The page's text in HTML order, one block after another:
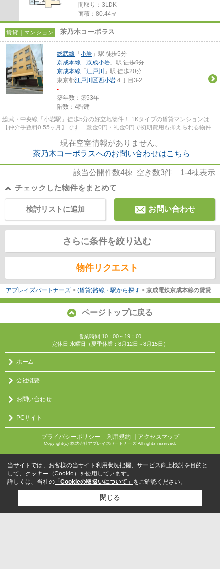
間取り：3LDK
面積：80.44㎡
賃貸｜マンション 茶乃木コーポラス
総武線 「 小岩 」駅 徒歩5分
京成本線 「 京成小岩 」駅 徒歩9分
京成本線 「 江戸川
」駅 徒歩20分
東京都江戸川区西小岩 ４丁目3-2
-
築年数：築53年
階数：4階建
総武・中央線「小岩駅」徒歩5分の好立地物件！ 1Kタイプの賃貸マンションは
【仲介手数料0.55ヶ月】です！ 敷金0円・礼金0円で初期費用も抑えられる物件で
現在空室情報がありません。
茶乃木コーポラスへのお問い合わせはこちら
該当公開件数4棟 空き数3件 1-4棟表示
チェックした物件をまとめて
お問い合わせ
検討リストに追加
さらに条件を絞り込む
物件リクエスト
アブレイズパートナーズ > (賃貸)路線・駅から探す > 京成電鉄京成本線の賃貸
ページトップに戻る
営業時間:10：00～19：00
定休日:水曜日（夏季休業：8月12日～8月15日）
ホーム
会社概要
お問い合わせ
PCサイト
プライバシーポリシー ｜ 利用規約 ｜アクセスマップ
Copyright(c) 株式会社アブレイズパートナーズ All rights reserved.
当サイトでは、お客様の当サイト利用状況把握、サービス向上検討を目的と
して、クッキー（Cookie）を使用しています。
詳しくは、当社の 「Cookieの取扱いについて」 をご確認ください。
閉じる